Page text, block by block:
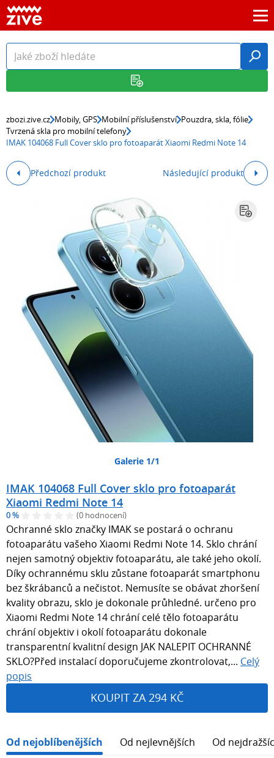
zbozi.zive.cz Mobily, GPS Mobilní příslušenství Pouzdra, skla, fólie
Tvrzená skla pro mobilní telefony
IMAK 104068 Full Cover sklo pro fotoaparát Xiaomi Redmi Note 14
Předchozí produkt Následující produkt
Galerie 1/1
IMAK 104068 Full Cover sklo pro fotoaparát
Xiaomi Redmi Note 14
0 % (0 hodnocení)
Ochranné sklo značky IMAK se postará o ochranu
fotoaparátu vašeho Xiaomi Redmi Note 14. Sklo chrání
nejen samotný objektiv fotoaparátu, ale také jeho okolí.
Díky ochrannému sklu zůstane fotoaparát smartphonu
bez škrábanců a nečistot. Nemusíte se obávat zhoršení
kvality obrazu, sklo je dokonale průhledné. určeno pro
Xiaomi Redmi Note 14 chrání celé tělo fotoaparátu
chrání objektiv i okolí fotoaparátu dokonale
transparentní kvalitní design JAK NALEPIT OCHRANNÉ
SKLO?Před instalací doporučujeme zkontrolovat,... Celý
popis
KOUPIT ZA 294 KČ
Od nejoblíbenějších Od nejlevnějších Od